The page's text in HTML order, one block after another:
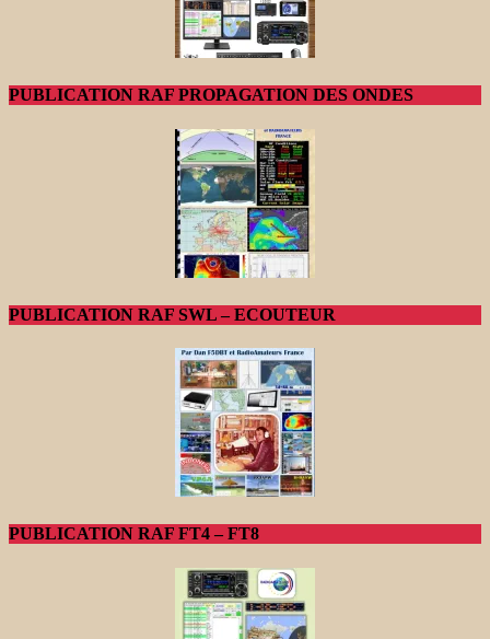
PUBLICATION RAF PROPAGATION DES ONDES
PUBLICATION RAF SWL – ECOUTEUR
PUBLICATION RAF FT4 – FT8